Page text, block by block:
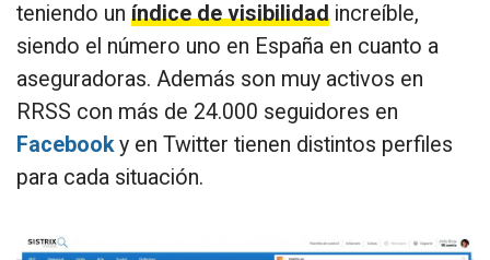
teniendo un índice de visibilidad increíble,
siendo el número uno en España en cuanto a
aseguradoras. Además son muy activos en
RRSS con más de 24.000 seguidores en
Facebooky en Twitter tienen distintos perfiles
para cada situación.